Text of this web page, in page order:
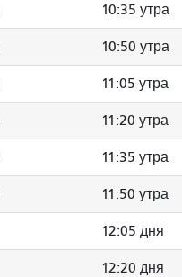
10:35 утра
10:50 утра
11:05 утра
11:20 утра
11:35 утра
11:50 утра
12:05 дня
12:20 дня